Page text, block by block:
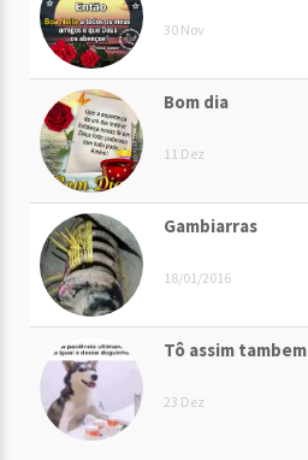
30 Nov
Bom dia
11 Dez
Gambiarras
18/01/2016
Tô assim tambem
23 Dez